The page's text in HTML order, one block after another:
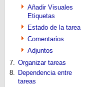
Añadir Visuales
Etiquetas
Estado de la tarea
Comentarios
Adjuntos
7. Organizar tareas
8. Dependencia entre
tareas